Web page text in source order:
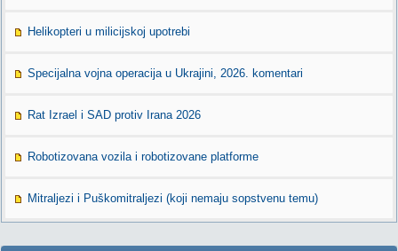
Helikopteri u milicijskoj upotrebi
Specijalna vojna operacija u Ukrajini, 2026. komentari
Rat Izrael i SAD protiv Irana 2026
Robotizovana vozila i robotizovane platforme
Mitraljezi i Puškomitraljezi (koji nemaju sopstvenu temu)